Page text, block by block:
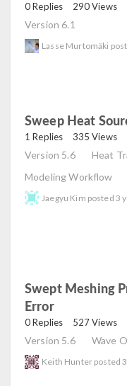
0 Replies 290 Views
Version 6.1
Lasse Murtomäki
Sweep Heat
1 Replies 335 Views
Version 5.6 Heat
Modeling Workflow
Jaegyu Kim posted 3
Swept Meshing
Error
0 Replies 527 Views
Version 5.6 Wave
Keith Hunter posted